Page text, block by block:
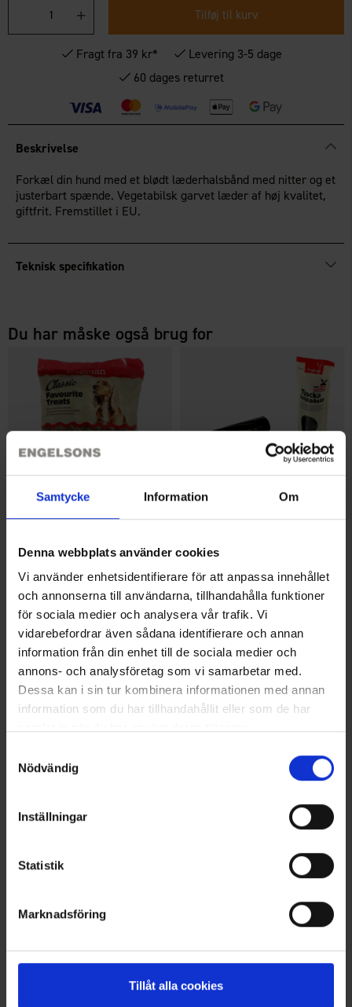
Samtycke Information Om
Denna webbplats använder cookies
Vi använder enhetsidentifierare för att anpassa innehållet
och annonserna till användarna, tillhandahålla funktioner
för sociala medier och analysera vår trafik. Vi
vidarebefordrar även sådana identifierare och annan
information från din enhet till de sociala medier och
annons- och analysföretag som vi samarbetar med.
Dessa kan i sin tur kombinera informationen med annan
information som du har tillhandahållit eller som de har
Nödvändig
Inställningar
Statistik
Marknadsföring
Tillåt alla cookies
Tilføj til kurv
Fragt fra 39 kr*
Levering 3-5 dage
60 dages returret
Beskrivelse
Forkæl din hund med et blødt læderhalsbånd med nitter og et
justerbart spænde. Vegetabilsk garvet læder af høj kvalitet,
giftfrit. Fremstillet i EU.
Teknisk specifikation
Du har måske også brug for
Fra29 kr.
knythåndtag 60s
25 kr.
Lignende produkter
Dogman
75 kr.
Vurdering:
Andre købte også